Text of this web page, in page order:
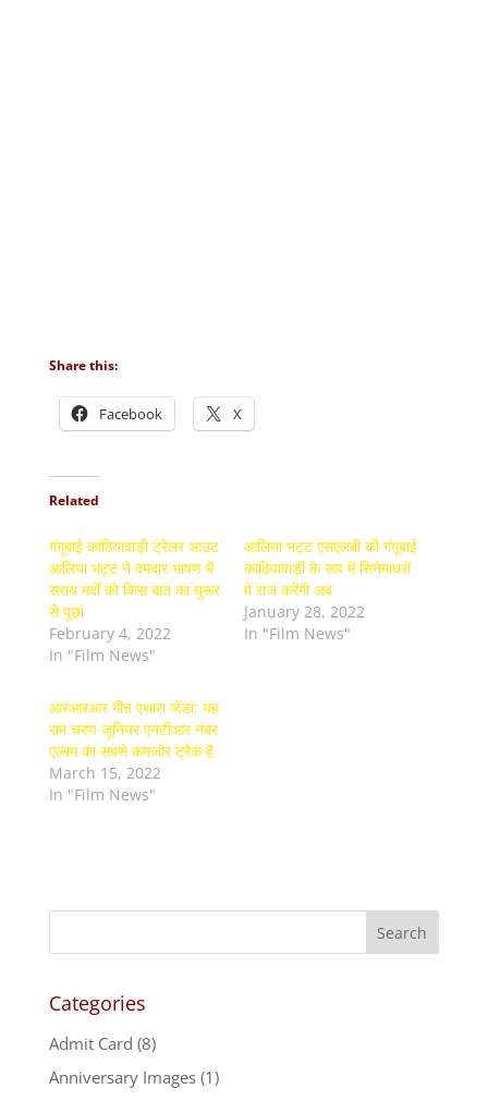
Share this:
Facebook X
Related
गंगूबाई काठियावाड़ी ट्रेलर आउट
आलिया भट्ट ने दमदार भाषण में
सराय मर्दों को किस बात का घुरूर
से पूछा
February 4, 2022
In "Film News"
आलिया भट्ट एसएलबी की गंगूबाई
काठियावाड़ी के रूप में सिनेमाघरों
में राज करेंगी अब
January 28, 2022
In "Film News"
आरआरआर गीत एथारा जेंडा: यह
राम चरण जूनियर एनटीआर नंबर
एल्बम का सबसे कमजोर ट्रैक है
March 15, 2022
In "Film News"
Categories
Admit Card (8)
Anniversary Images(1)